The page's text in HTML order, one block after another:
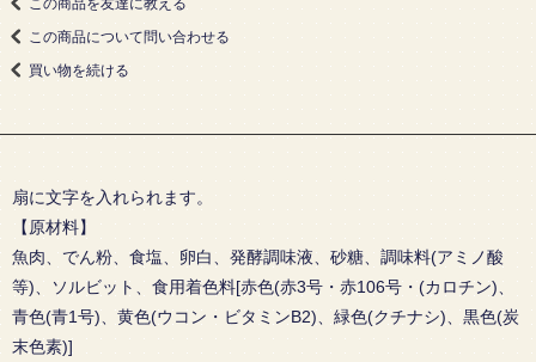
この商品を友達に教える
この商品について問い合わせる
買い物を続ける
扇に文字を入れられます。
【原材料】
魚肉、でん粉、食塩、卵白、発酵調味液、砂糖、調味料(アミノ酸
等)、ソルビット、食用着色料[赤色(赤3号・赤106号・(カロチン)、
青色(青1号)、黄色(ウコン・ビタミンB2)、緑色(クチナシ)、黒色(炭
末色素)]